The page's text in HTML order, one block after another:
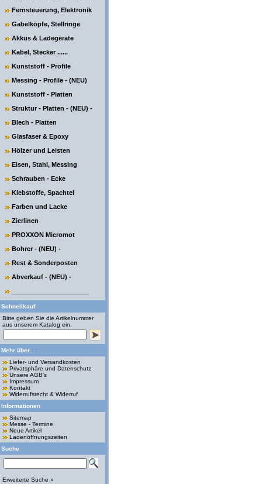
Fernsteuerung, Elektronik
Gabelköpfe, Stellringe
Akkus & Ladegeräte
Kabel, Stecker ......
Kunststoff - Profile
Messing - Profile - (NEU)
Kunststoff - Platten
Struktur - Platten - (NEU) -
Blech - Platten
Glasfaser & Epoxy
Hölzer und Leisten
Eisen, Stahl, Messing
Schrauben - Ecke
Klebstoffe, Spachtel
Farben und Lacke
Zierlinen
PROXXON Micromot
Bohrer - (NEU) -
Rest & Sonderposten
Abverkauf - (NEU) -
Schnellkauf
Bitte geben Sie die Artikelnummer
aus unserem Katalog ein.
Mehr über...
Liefer- und Versandkosten
Privatsphäre und Datenschutz
Unsere AGB's
Impressum
Kontakt
Widerrufsrecht & Widerruf
Informationen
Sitemap
Messe - Termine
Neue Artikel
Ladenöffnungszeiten
Suche
Erweiterte Suche »